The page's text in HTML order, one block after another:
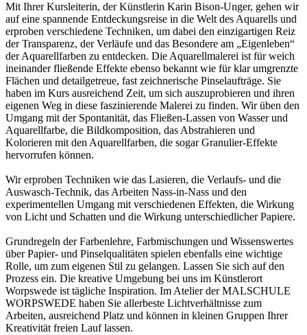
Mit Ihrer Kursleiterin, der Künstlerin Karin Bison-Unger, gehen wir
auf eine spannende Entdeckungsreise in die Welt des Aquarells und
erproben verschiedene Techniken, um dabei den einzigartigen Reiz
der Transparenz, der Verläufe und das Besondere am „Eigenleben“
der Aquarellfarben zu entdecken. Die Aquarellmalerei ist für weich
ineinander fließende Effekte ebenso bekannt wie für klar umgrenzte
Flächen und detailgetreue, fast zeichnerische Pinselaufträge. Sie
haben im Kurs ausreichend Zeit, um sich auszuprobieren und ihren
eigenen Weg in diese faszinierende Malerei zu finden. Wir üben den
Umgang mit der Spontanität, das Fließen-Lassen von Wasser und
Aquarellfarbe, die Bildkomposition, das Abstrahieren und
Kolorieren mit den Aquarellfarben, die sogar Granulier-Effekte
hervorrufen können.
Wir erproben Techniken wie das Lasieren, die Verlaufs- und die
Auswasch-Technik, das Arbeiten Nass-in-Nass und den
experimentellen Umgang mit verschiedenen Effekten, die Wirkung
von Licht und Schatten und die Wirkung unterschiedlicher Papiere.
Grundregeln der Farbenlehre, Farbmischungen und Wissenswertes
über Papier- und Pinselqualitäten spielen ebenfalls eine wichtige
Rolle, um zum eigenen Stil zu gelangen. Lassen Sie sich auf den
Prozess ein. Die kreative Umgebung bei uns im Künstlerort
Worpswede ist tägliche Inspiration. Im Atelier der MALSCHULE
WORPSWEDE haben Sie allerbeste Lichtverhältnisse zum
Arbeiten, ausreichend Platz und können in kleinen Gruppen Ihrer
Kreativität freien Lauf lassen.